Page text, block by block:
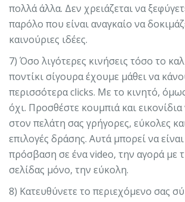
πολλά άλλα. Δεν χρειάζεται να
παρόλο που είναι αναγκαίο να
καινούριες ιδέες.
7) Όσο λιγότερες κινήσεις τόσο το
ποντίκι σίγουρα έχουμε μάθει να
περισσότερα clicks. Με το κινητό,
όχι. Προσθέστε κουμπιά και
στον πελάτη σας γρήγορες, εύκολες
επιλογές δράσης. Αυτά μπορεί να
πρόσβαση σε ένα video, την αγορά με
σελίδας μόνο, την εύκολη.
8) Κατευθύνετε το περιεχόμενο σας